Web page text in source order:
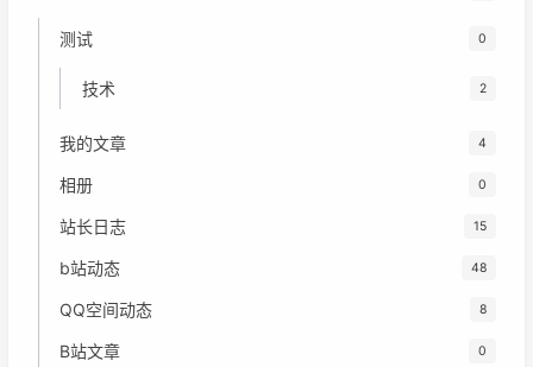
测试 0
技术 2
我的文章 4
相册 0
站长日志 15
b站动态 48
QQ空间动态 8
B站文章 0